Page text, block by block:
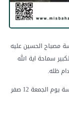
مصباح الحسين عليه
سماحة اية الله
ظله.
صور من محطة باب بغداد ـ سيطرة الكفيل ـ كربلاء المقدسة يوم الجمعة 12 صفر